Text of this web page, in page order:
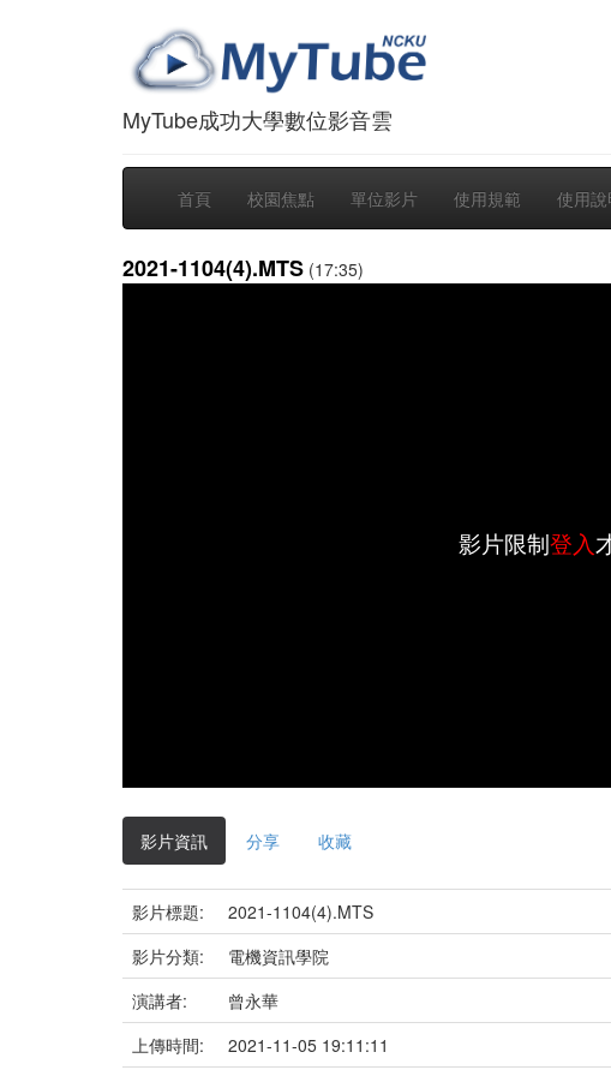
MyTube成功大學數位影音雲
首頁 校園焦點 單位影片 使用規範 使用說
2021-1104(4).MTS (17:35)
影片限制登入
影片資訊 分享 收藏
影片標題:
2021-1104(4).MTS
影片分類:
電機資訊學院
演講者:
曾永華
上傳時間:
2021-11-05 19:11:11